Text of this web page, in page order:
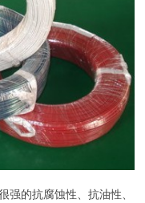
强的抗腐蚀性、抗油性、